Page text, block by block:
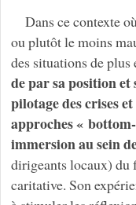
Dans ce contexte
ou plutôt le moins
des situations de
de par sa position
pilotage des crises
approches «
immersion au sein
dirigeants locaux) du
caritative. Son